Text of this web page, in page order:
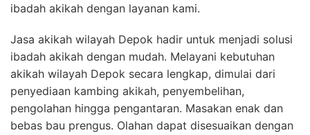
ibadah akikah dengan layanan kami.
Jasa akikah wilayah Depok hadir untuk menjadi solusi
ibadah akikah dengan mudah. Melayani kebutuhan
akikah wilayah Depok secara lengkap, dimulai dari
penyediaan kambing akikah, penyembelihan,
pengolahan hingga pengantaran. Masakan enak dan
bebas bau prengus. Olahan dapat disesuaikan dengan